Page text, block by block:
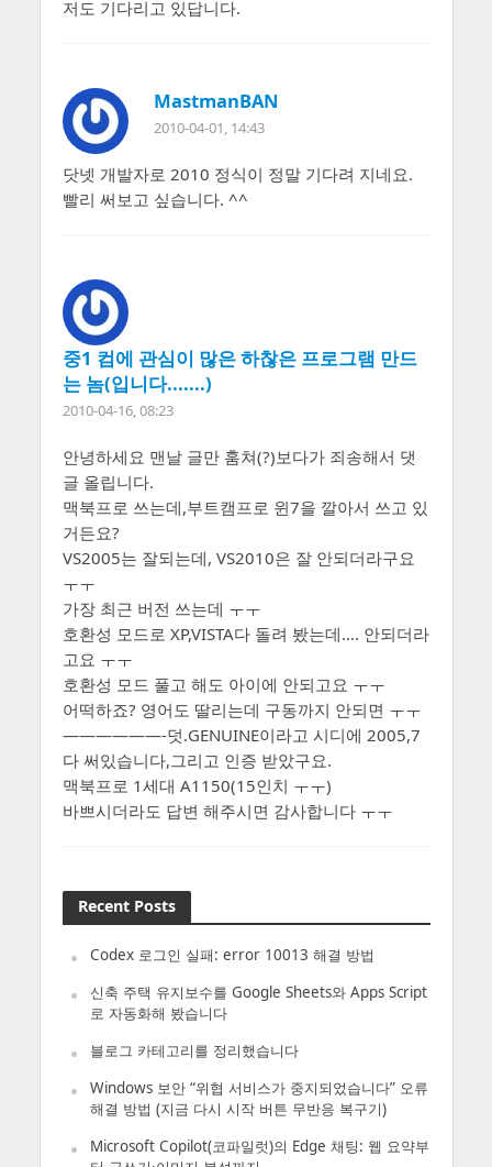
저도 기다리고 있답니다.
MastmanBAN
2010-04-01, 14:43
닷넷 개발자로 2010 정식이 정말 기다려 지네요.
빨리 써보고 싶습니다. ^^
중1 컴에 관심이 많은 하찮은 프로그램 만드
는 놈(입니다.......)
2010-04-16, 08:23
안녕하세요 맨날 글만 훔쳐(?)보다가 죄송해서 댓
글 올립니다.
맥북프로 쓰는데,부트캠프로 윈7을 깔아서 쓰고 있
거든요?
VS2005는 잘되는데, VS2010은 잘 안되더라구요
ㅜㅜ
가장 최근 버전 쓰는데 ㅜㅜ
호환성 모드로 XP,VISTA다 돌려 봤는데…. 안되더라
고요 ㅜㅜ
호환성 모드 풀고 해도 아이에 안되고요 ㅜㅜ
어떡하죠? 영어도 딸리는데 구동까지 안되면 ㅜㅜ
——————-덧.GENUINE이라고 시디에 2005,7
다 써있습니다,그리고 인증 받았구요.
맥북프로 1세대 A1150(15인치 ㅜㅜ)
바쁘시더라도 답변 해주시면 감사합니다 ㅜㅜ
Recent Posts
Codex 로그인 실패: error 10013 해결 방법
신축 주택 유지보수를 Google Sheets와 Apps Script
로 자동화해 봤습니다
블로그 카테고리를 정리했습니다
Windows 보안 “위협 서비스가 중지되었습니다” 오류
해결 방법 (지금 다시 시작 버튼 무반응 복구기)
Microsoft Copilot(코파일럿)의 Edge 채팅: 웹 요약부